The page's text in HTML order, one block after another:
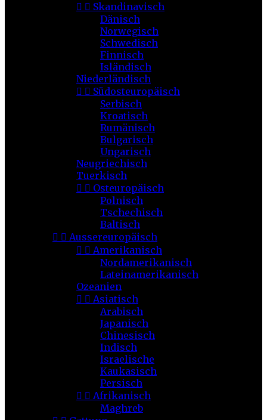
  Skandinavisch
Dänisch
Norwegisch
Schwedisch
Finnisch
Isländisch
Niederländisch
  Südosteuropäisch
Serbisch
Kroatisch
Rumänisch
Bulgarisch
Ungarisch
Neugriechisch
Tuerkisch
  Osteuropäisch
Polnisch
Tschechisch
Baltisch
  Aussereuropäisch
  Amerikanisch
Nordamerikanisch
Lateinamerikanisch
Ozeanien
  Asiatisch
Arabisch
Japanisch
Chinesisch
Indisch
Israelische
Kaukasisch
Persisch
  Afrikanisch
Maghreb